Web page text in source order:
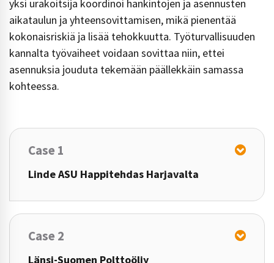
yksi urakoitsija koordinoi hankintojen ja asennusten
aikataulun ja yhteensovittamisen, mikä pienentää
kokonaisriskiä ja lisää tehokkuutta. Työturvallisuuden
kannalta työvaiheet voidaan sovittaa niin, ettei
asennuksia jouduta tekemään päällekkäin samassa
kohteessa.
Case 1
Linde ASU Happitehdas Harjavalta
Case 2
Länsi-Suomen Polttoöljy